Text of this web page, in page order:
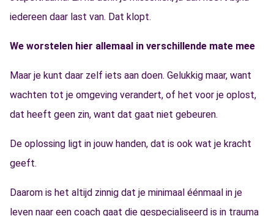
iedereen daar last van. Dat klopt.
We worstelen hier allemaal in verschillende mate mee
Maar je kunt daar zelf iets aan doen. Gelukkig maar, want
wachten tot je omgeving verandert, of het voor je oplost,
dat heeft geen zin, want dat gaat niet gebeuren.
De oplossing ligt in jouw handen, dat is ook wat je kracht
geeft.
Daarom is het altijd zinnig dat je minimaal éénmaal in je
leven naar een coach gaat die gespecialiseerd is in trauma